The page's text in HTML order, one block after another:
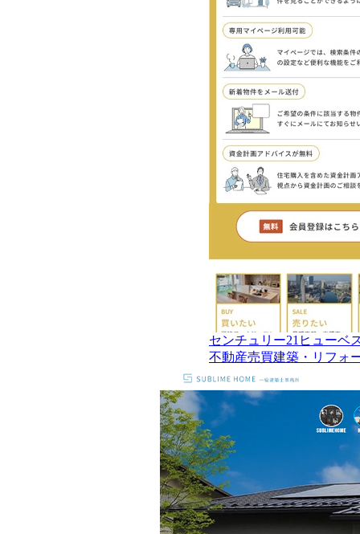
センチュリー21ヒューベ
不動産売買建築・リフォ